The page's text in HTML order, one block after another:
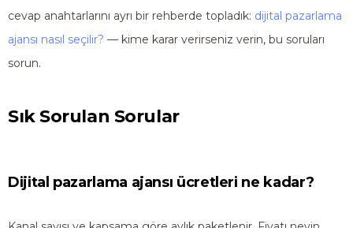
cevap anahtarlarını ayrı bir rehberde topladık: dijital pazarlama
ajansı nasıl seçilir? — kime karar verirseniz verin, bu soruları
sorun.
Sık Sorulan Sorular
Dijital pazarlama ajansı ücretleri ne kadar?